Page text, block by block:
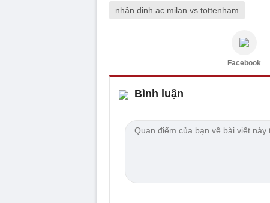
nhận định ac milan vs tottenham
Facebook
Bình luận